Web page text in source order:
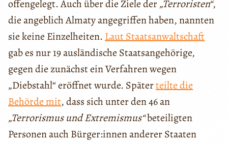
offengelegt. Auch über die Ziele der„Terroristen“,
die angeblich Almaty angegriffen haben, nannten
sie keine Einzelheiten. Laut Staatsanwaltschaft
gab es nur 19 ausländische Staatsangehörige,
gegen die zunächst ein Verfahren wegen
„Diebstahl“ eröffnet wurde. Späterteilte die
Behörde mit, dass sich unter den 46 an
„Terrorismus und Extremismus“beteiligten
Personen auch Bürger:innen anderer Staaten